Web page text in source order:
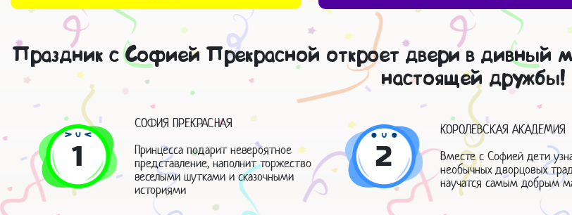
Праздник с Софией Прекрасной откроет двери в дивный
настоящей дружбы!
1
СОФИЯ ПРЕКРАСНАЯ
Принцесса подарит невероятное
представление, наполнит торжество
веселыми шутками и сказочными
историями
2
КОРОЛЕВСКАЯ АКАДЕМИЯ
Вместе с Софией дети
необычных дворцовых
научатся самым добрым